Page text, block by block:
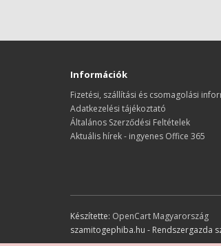
Információk
Fizetési, szállítási és csomagolási
Adatkezelési tájékoztató
Általános Szerződési Feltételek
Aktuális hírek - ingyenes Office 365
Készítette: OpenCart Magyarország
szamitogephiba.hu - Rendszergazda